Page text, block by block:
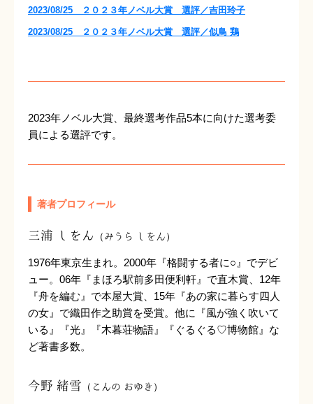
2023/08/25 ２０２３年ノベル大賞 選評／吉田玲子
2023/08/25 ２０２３年ノベル大賞 選評／似鳥 鶏
2023年ノベル大賞、最終選考作品5本に向けた選考委
員による選評です。
著者プロフィール
三浦 しをん （みうら しをん）
1976年東京生まれ。2000年『格闘する者に○』でデビ
ュー。06年『まほろ駅前多田便利軒』で直木賞、12年
『舟を編む』で本屋大賞、15年『あの家に暮らす四人
の女』で織田作之助賞を受賞。他に『風が強く吹いて
いる』『光』『木暮荘物語』『ぐるぐる♡博物館』な
ど著書多数。
今野 緒雪 （こんの おゆき）